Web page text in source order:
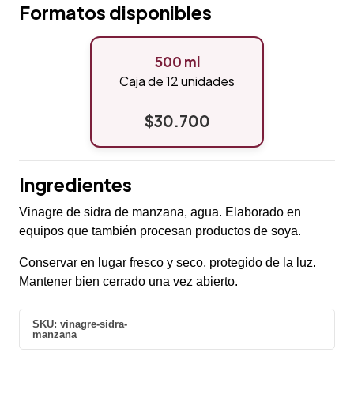
Formatos disponibles
500 ml
Caja de 12 unidades
$30.700
Ingredientes
Vinagre de sidra de manzana, agua. Elaborado en
equipos que también procesan productos de soya.
Conservar en lugar fresco y seco, protegido de la luz.
Mantener bien cerrado una vez abierto.
SKU: vinagre-sidra-
manzana